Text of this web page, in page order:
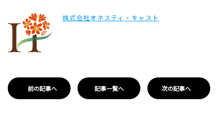
株式会社オネスティ・キャスト
前の記事へ 記事一覧へ 次の記事へ